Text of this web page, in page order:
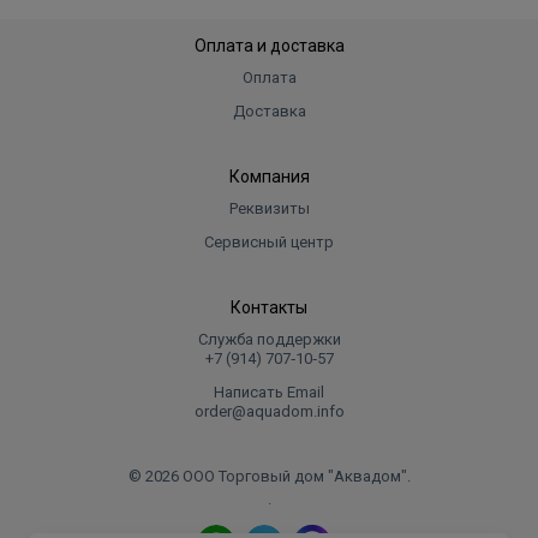
Оплата и доставка
Оплата
Доставка
Компания
Реквизиты
Сервисный центр
Контакты
Служба поддержки
+7 (914) 707‑10‑57
Написать Email
order@aquadom.info
© 2026 ООО Торговый дом "Аквадом".
.